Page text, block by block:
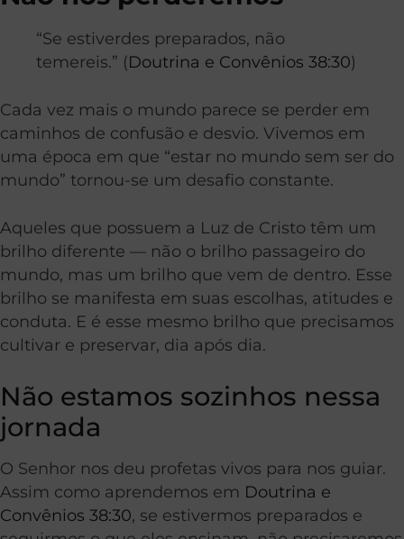
“Se estiverdes preparados, não
temereis.” (Doutrina e Convênios 38:30)
Cada vez mais o mundo parece se perder em
caminhos de confusão e desvio. Vivemos em
uma época em que “estar no mundo sem ser do
mundo” tornou-se um desafio constante.
Aqueles que possuem a Luz de Cristo têm um
brilho diferente — não o brilho passageiro do
mundo, mas um brilho que vem de dentro. Esse
brilho se manifesta em suas escolhas, atitudes e
conduta. E é esse mesmo brilho que precisamos
cultivar e preservar, dia após dia.
Não estamos sozinhos nessa
jornada
O Senhor nos deu profetas vivos para nos guiar.
Assim como aprendemos em Doutrina e
Convênios 38:30, se estivermos preparados e